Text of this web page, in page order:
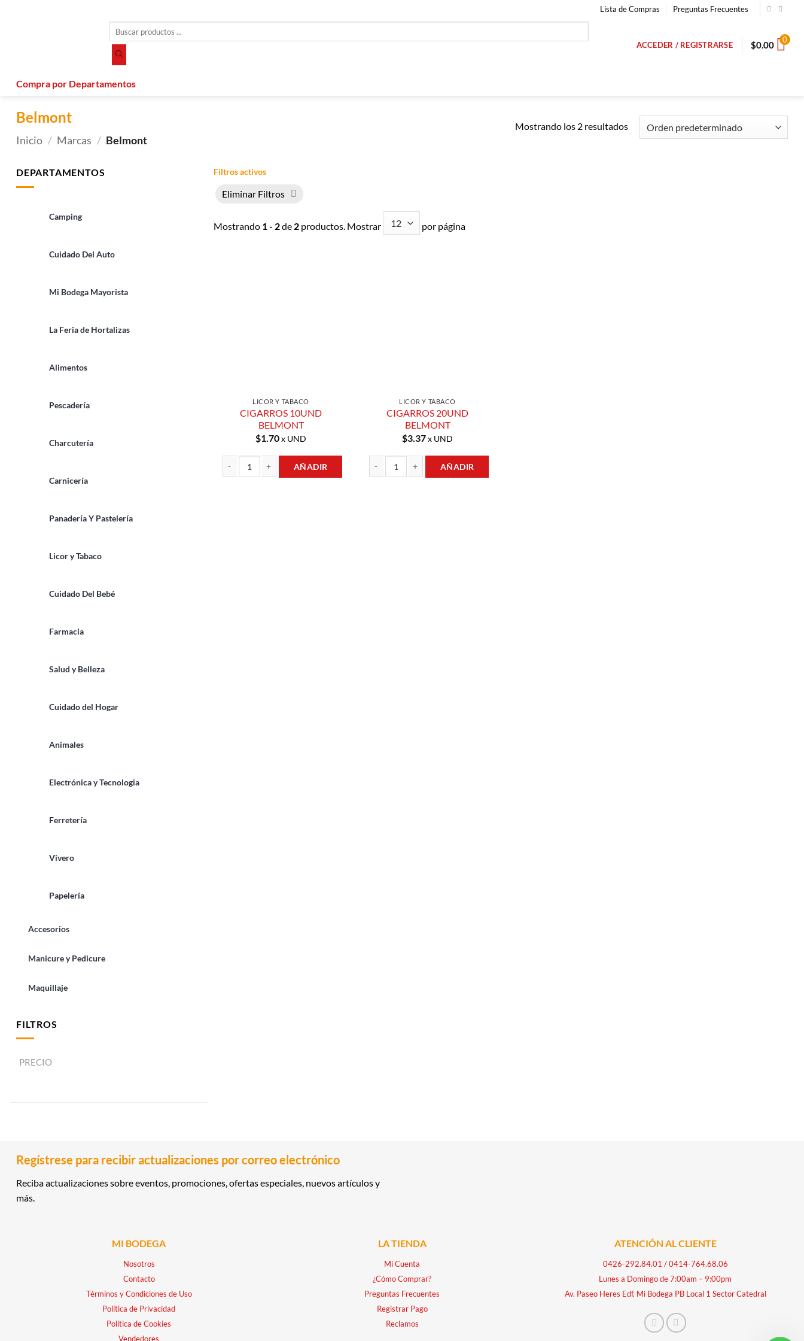
Lista de Compras Preguntas Frecuentes
productos
ACCEDER / REGISTRARSE $0.00 0
Compra por Departamentos
Belmont
Inicio / Marcas / Belmont
Mostrando los 2 resultados
DEPARTAMENTOS
Camping
Cuidado Del Auto
Mi Bodega Mayorista
La Feria de Hortalizas
Alimentos
Pescadería
Charcutería
Carnicería
Panadería Y Pastelería
Licor y Tabaco
Cuidado Del Bebé
Farmacia
Salud y Belleza
Cuidado del Hogar
Animales
Electrónica y Tecnologia
Ferretería
Vivero
Papelería
Accesorios
Manicure y Pedicure
Maquillaje
FILTROS
PRECIO
Filtros activos
Eliminar Filtros
Mostrando 1 - 2de 2 productos. Mostrar por página
LICOR Y TABACO
CIGARROS 10UND
BELMONT
$1.70x UND
AÑADIR
LICOR Y TABACO
CIGARROS 20UND
BELMONT
$3.37x UND
AÑADIR
Regístrese para recibir actualizaciones por correo electrónico
Reciba actualizaciones sobre eventos, promociones, ofertas especiales, nuevos artículos y
más.
MI BODEGA
Nosotros
Contacto
Términos y Condiciones de Uso
Política de Privacidad
Política de Cookies
Vendedores
LA TIENDA
Mi Cuenta
¿Cómo Comprar?
Preguntas Frecuentes
Registrar Pago
Reclamos
ATENCIÓN AL CLIENTE
0426-292.84.01 /0414-764.68.06
Lunes a Domingo de 7:00am – 9:00pm
Av. Paseo Heres Edf. Mi Bodega PB Local 1 Sector Catedral